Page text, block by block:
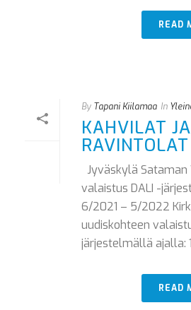
READ
By Tapani Kiilamaa In
KAHVILAT JA
RAVINTOLAT
Jyväskylä
valaistus DALI -
6/2021 – 5/2022
uudiskohteen
järjestelmällä ajalla:
READ